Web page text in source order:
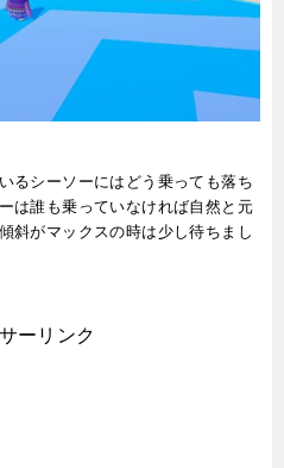
るシーソーにはどう乗っても落ち
は誰も乗っていなければ自然と元
斜がマックスの時は少し待ちまし
ーリンク